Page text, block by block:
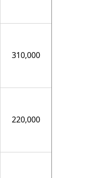
310,000
220,000